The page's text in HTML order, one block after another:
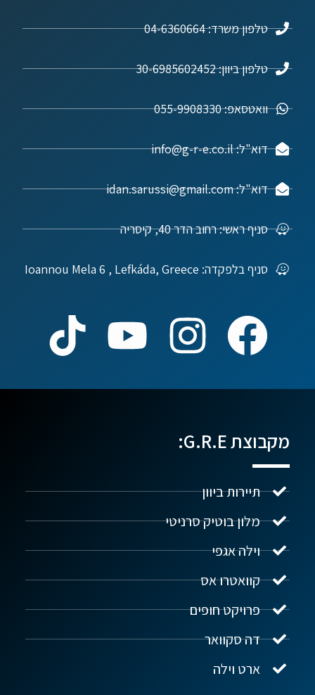
טלפון משרד: 04-6360664
טלפון ביוון: 30-6985602452
וואטסאפ: 055-9908330
דוא"ל: info@g-r-e.co.il
דוא"ל: idan.sarussi@gmail.com
סניף ראשי: רחוב הדר 40, קיסריה
סניף בלפקדה: Ioannou Mela 6 , Lefkáda, Greece
מקבוצת G.R.E:
תיירות ביוון
מלון בוטיק סרניטי
וילה אגפי
קוואטרו אס
פרויקט חופים
דה סקוואר
ארט וילה
נדל"ן ביוון G.R.E
שלום! איך אפשר לעזור?